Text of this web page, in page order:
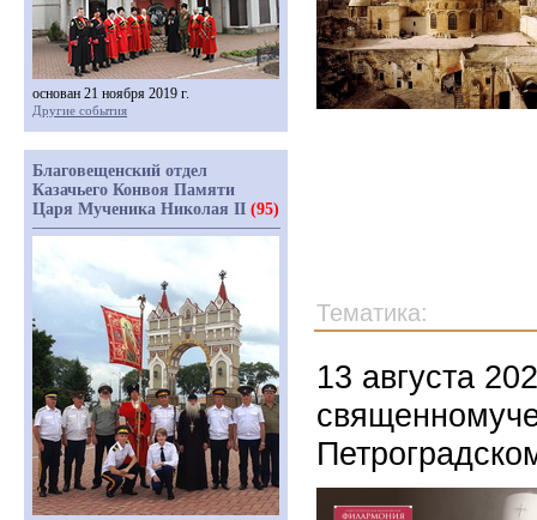
Тематика:
13 августа
основан 21 ноября 2019 г.
Другие события
Благовещенский отдел
Казачьего Конвоя Памяти
Царя Мученика Николая II (95)